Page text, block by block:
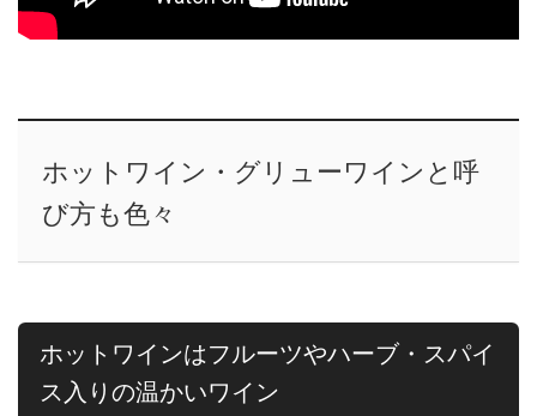
ホットワイン・グリューワインと呼
び方も色々
ホットワインはフルーツやハーブ・スパイ
ス入りの温かいワイン